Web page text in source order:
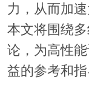
力，从而加
本文将围绕
论，为高性
益的参考和指